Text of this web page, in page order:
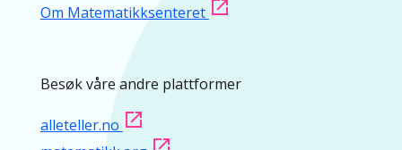
Om Matematikksenteret
Besøk våre andre plattformer
alleteller.no